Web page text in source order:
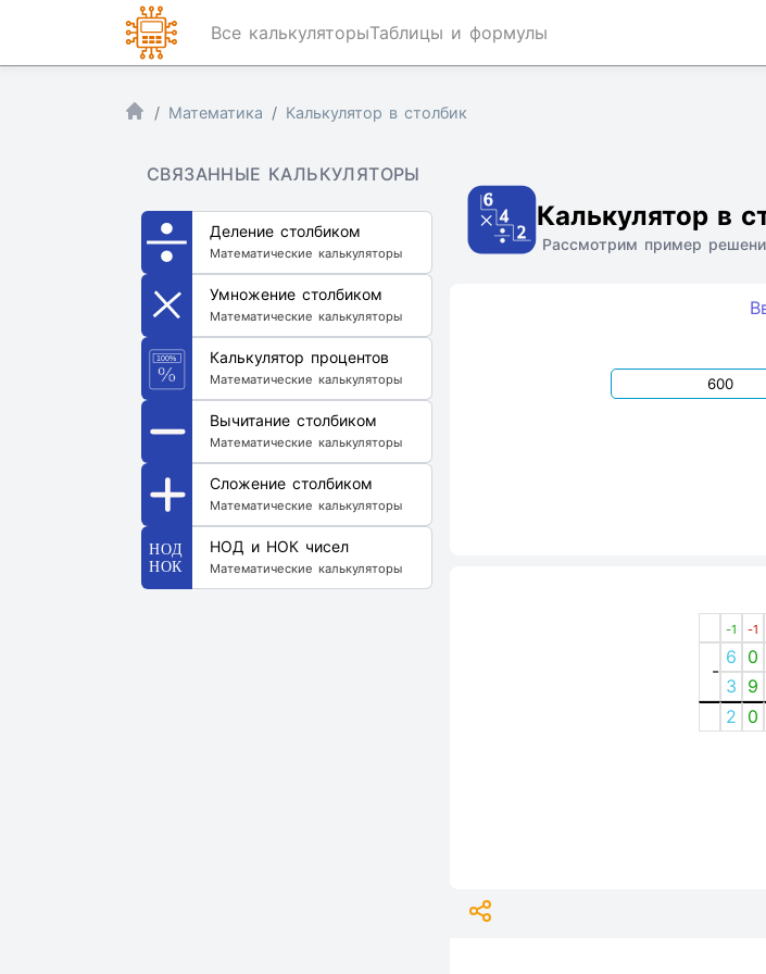
Все калькуляторыТаблицы и формулы
Математика Калькулятор в столбик
СВЯЗАННЫЕ КАЛЬКУЛЯТОРЫ
Деление столбиком
Математические калькуляторы
Умножение столбиком
Математические калькуляторы
Калькулятор процентов
Математические калькуляторы
Вычитание столбиком
Математические калькуляторы
Сложение столбиком
Математические калькуляторы
НОД и НОК чисел
Математические калькуляторы
Калькулятор в
Рассмотрим пример
-1 -1
-
6 0
3 9
2 0